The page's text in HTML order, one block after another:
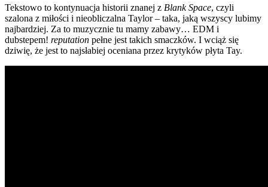
Tekstowo to kontynuacja historii znanej z Blank Space, czyli
szalona z miłości i nieobliczalna Taylor – taka, jaką wszyscy lubimy
najbardziej. Za to muzycznie tu mamy zabawy… EDM i
dubstepem! reputation pełne jest takich smaczków. I wciąż się
dziwię, że jest to najsłabiej oceniana przez krytyków płyta Tay.